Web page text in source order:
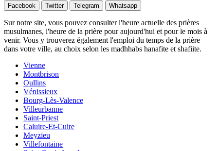
Facebook Twitter Telegram Whatsapp
Sur notre site, vous pouvez consulter l'heure actuelle des prières
musulmanes, l'heure de la prière pour aujourd'hui et pour le mois à
venir. Vous y trouverez également l'emploi du temps de la prière
dans votre ville, au choix selon les madhhabs hanafite et shafiite.
Vienne
Montbrison
Oullins
Vénissieux
Bourg-Lès-Valence
Villeurbanne
Saint-Priest
Caluire-Et-Cuire
Meyzieu
Villefontaine